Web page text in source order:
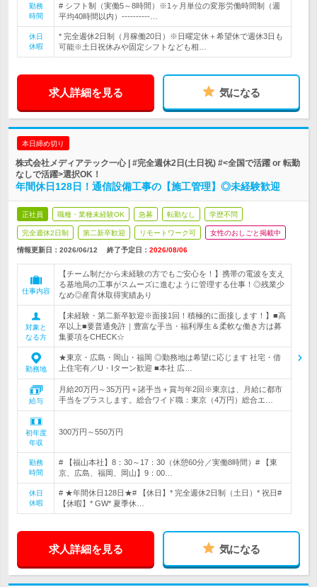
勤務
時間
# シフト制（実働5～8時間）※1ヶ月単位の変形労働時間制（週
平均40時間以内）----------…
休日
休暇
* 完全週休2日制（月稼働20日）※日曜定休＋希望休で週休3日も
可能※土日祝休みや固定シフトなども相…
求人詳細を見る 気になる
本日締め切り
株式会社メディアテック一心 | #完全週休2日(土日祝) #<全国で活躍 or 転勤
なしで活躍>選択OK！
年間休日128日！通信設備工事の【施工管理】◎未経験歓迎
正社員 職種・業種未経験OK 急募 転勤なし 学歴不問
完全週休2日制 第二新卒歓迎 リモートワーク可 女性のおしごと掲載中
情報更新日：2026/06/12 終了予定日： 2026/08/06
仕事内容
【チーム制だから未経験の方でもご安心を！】携帯の電波を支え
る基地局の工事がスムーズに進むように管理する仕事！◎残業少
なめ◎産育休取得実績あり
対象と
なる方
【未経験・第二新卒歓迎※面接1回！積極的に面接します！】■高
卒以上■要普通免許｜豊富な手当・福利厚生＆柔軟な働き方は募
集要項をCHECK☆
勤務地
★東京・広島・岡山・福岡 ◎勤務地は希望に応じます 社宅・借
上住宅有／U・Iターン歓迎 ■本社 広…
給与
月給20万円～35万円＋諸手当＋賞与年2回※東京は、月給に都市
手当をプラスします。総合ワイド職：東京（4万円）総合エ…
初年度
年収
300万円～550万円
勤務
時間
# 【福山本社】8：30～17：30（休憩60分／実働8時間）# 【東
京、広島、福岡、岡山】9：00…
休日
休暇
# ★年間休日128日★# 【休日】* 完全週休2日制（土日）* 祝日#
【休暇】* GW* 夏季休…
求人詳細を見る 気になる